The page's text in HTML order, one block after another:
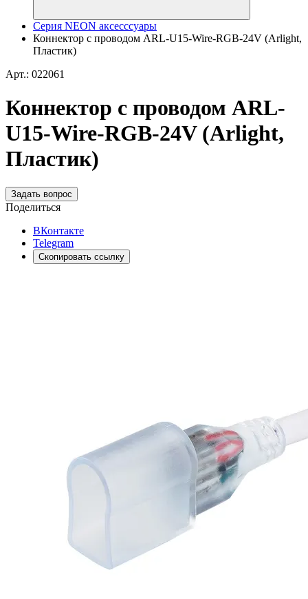
Серия NEON аксесссуары
Коннектор с проводом ARL-U15-Wire-RGB-24V (Arlight,
Пластик)
Арт.: 022061
Коннектор с проводом ARL-
U15-Wire-RGB-24V (Arlight,
Пластик)
Задать вопрос
Поделиться
ВКонтакте
Telegram
Скопировать ссылку